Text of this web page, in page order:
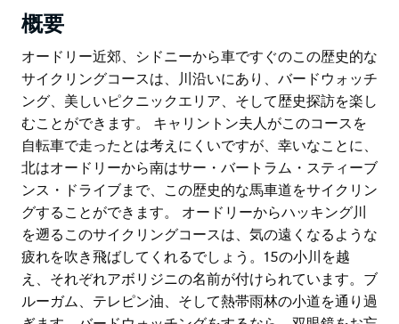
概要
オードリー近郊、シドニーから車ですぐのこの歴史的な
サイクリングコースは、川沿いにあり、バードウォッチ
ング、美しいピクニックエリア、そして歴史探訪を楽し
むことができます。 キャリントン夫人がこのコースを
自転車で走ったとは考えにくいですが、幸いなことに、
北はオードリーから南はサー・バートラム・スティーブ
ンス・ドライブまで、この歴史的な馬車道をサイクリン
グすることができます。 オードリーからハッキング川
を遡るこのサイクリングコースは、気の遠くなるような
疲れを吹き飛ばしてくれるでしょう。15の小川を越
え、それぞれアボリジニの名前が付けられています。ブ
ルーガム、テレピン油、そして熱帯雨林の小道を通り過